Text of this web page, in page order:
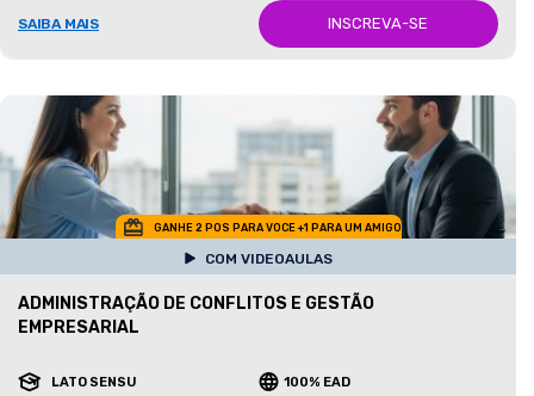
SAIBA MAIS INSCREVA-SE
GANHE 2 POS PARA VOCE +1 PARA UM AMIGO
COM VIDEOAULAS
ADMINISTRAÇÃO DE CONFLITOS E GESTÃO
EMPRESARIAL
LATO SENSU 100% EAD